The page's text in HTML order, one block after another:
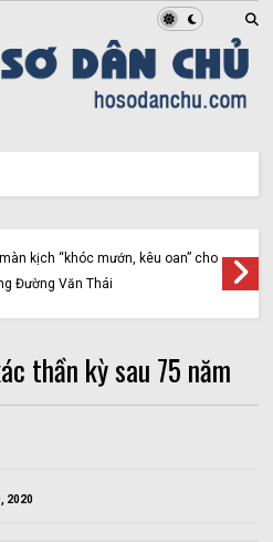
kịch “khóc mướn, kêu oan” cho
Đường Văn Thái
thần kỳ sau 75 năm
2020